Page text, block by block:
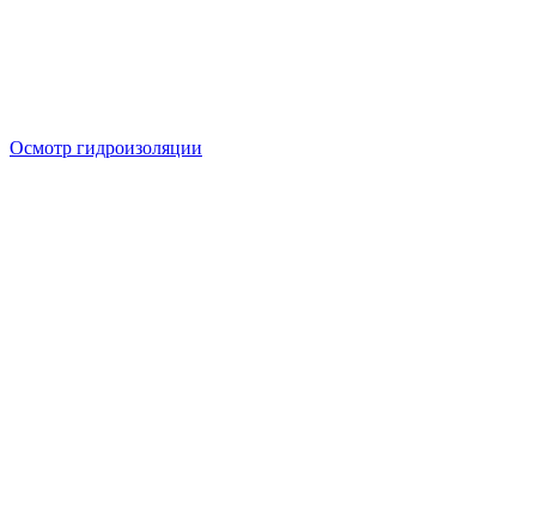
Осмотр гидроизоляции